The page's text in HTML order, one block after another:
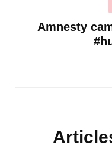
Amnesty